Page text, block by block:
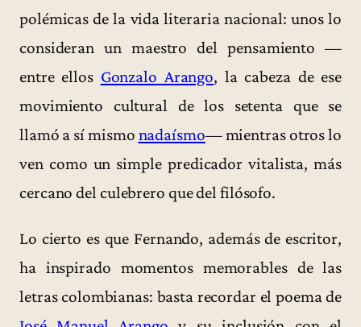
polémicas de la vida literaria nacional: unos lo
consideran un maestro del pensamiento —
entre ellos Gonzalo Arango, la cabeza de ese
movimiento cultural de los setenta que se
llamó a sí mismo nadaísmo— mientras otros lo
ven como un simple predicador vitalista, más
cercano del culebrero que del filósofo.
Lo cierto es que Fernando, además de escritor,
ha inspirado momentos memorables de las
letras colombianas: basta recordar el poema de